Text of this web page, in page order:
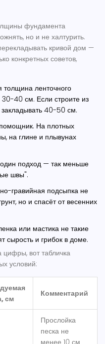
фундамента
но и не халтурить.
кривой дом —
конкретных советов,
толщина ленточного
40 см. Если строите из
закладывать 40-50 см.
На плотных
на глине и плывунах
подход — так меньше
швы".
гравийная подсыпка не
но и спасёт от весенних
или мастика не такие
сырость и грибок в доме.
цифры, вот табличка
условий:
см
Комментарий
Прослойка
песка не